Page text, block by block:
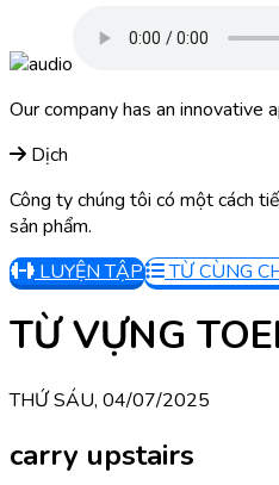
Our company has an innovative
Dịch
Công ty chúng tôi có một cách
sản phẩm.
LUYỆN TẬP
TỪ CÙNG
TỪ VỰNG
THỨ SÁU, 04/07/2025
carry upstairs